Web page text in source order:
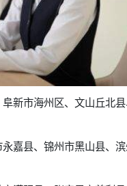
新市海州区、文山丘北
嘉县、锦州市黑山县、滨